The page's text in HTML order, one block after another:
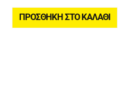
ΠΡΟΣΘΉΚΗ ΣΤΟ ΚΑΛΆΘΙ